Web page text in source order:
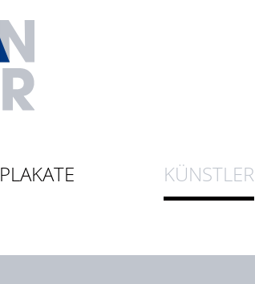
PLAKATE KÜNSTLER